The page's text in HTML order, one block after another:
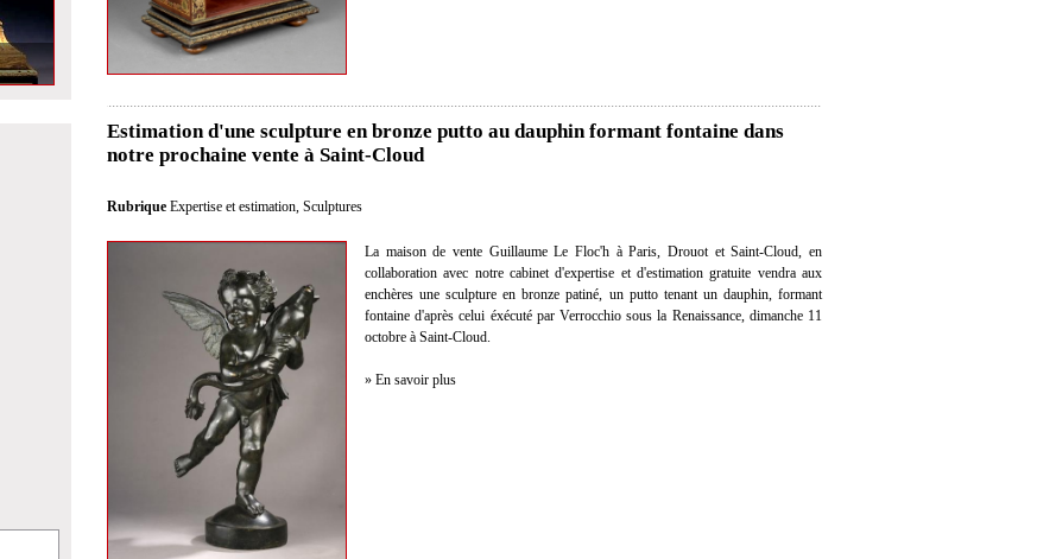
Estimation d'une sculpture en bronze putto au dauphin formant fontaine dans
notre prochaine vente à Saint-Cloud
Rubrique Expertise et estimation, Sculptures
La maison de vente Guillaume Le Floc'h à Paris, Drouot et Saint-Cloud, en
collaboration avec notre cabinet d'expertise et d'estimation gratuite vendra aux
enchères une sculpture en bronze patiné, un putto tenant un dauphin, formant
fontaine d'après celui éxécuté par Verrocchio sous la Renaissance, dimanche 11
octobre à Saint-Cloud.
» En savoir plus